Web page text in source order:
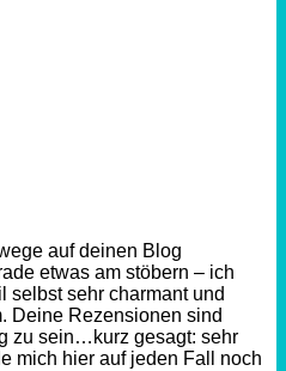
auf deinen Blog
etwas am stöbern – ich
selbst sehr charmant und
Deine Rezensionen sind
zu sein…kurz gesagt: sehr
mich hier auf jeden Fall noch